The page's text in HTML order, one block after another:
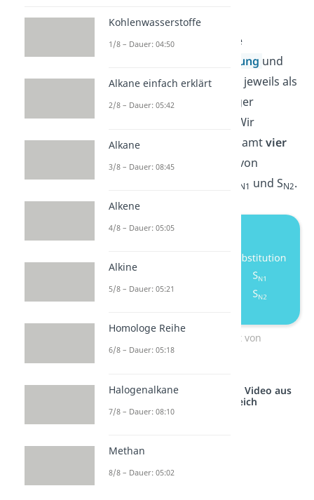
Also gibt es zwei mögliche
Eliminierung und
die Substitution, die beide jeweils als
einstufiger und zweistufiger
Mechanismus auftreten. Wir
kommen damit auf insgesamtvier
Reaktionsmöglichkeiten
von
N1 und SN2.
Reaktionsmöglichkeit von
Halogenalkanen
Studyflix vernetzt: Hier ein Video aus
einem anderen Bereich
Kohlenwasserstoffe
1/8 – Dauer: 04:50
Alkane einfach erklärt
2/8 – Dauer: 05:42
Alkane
3/8 – Dauer: 08:45
Alkene
4/8 – Dauer: 05:05
Alkine
5/8 – Dauer: 05:21
Homologe Reihe
6/8 – Dauer: 05:18
Halogenalkane
7/8 – Dauer: 08:10
Methan
8/8 – Dauer: 05:02